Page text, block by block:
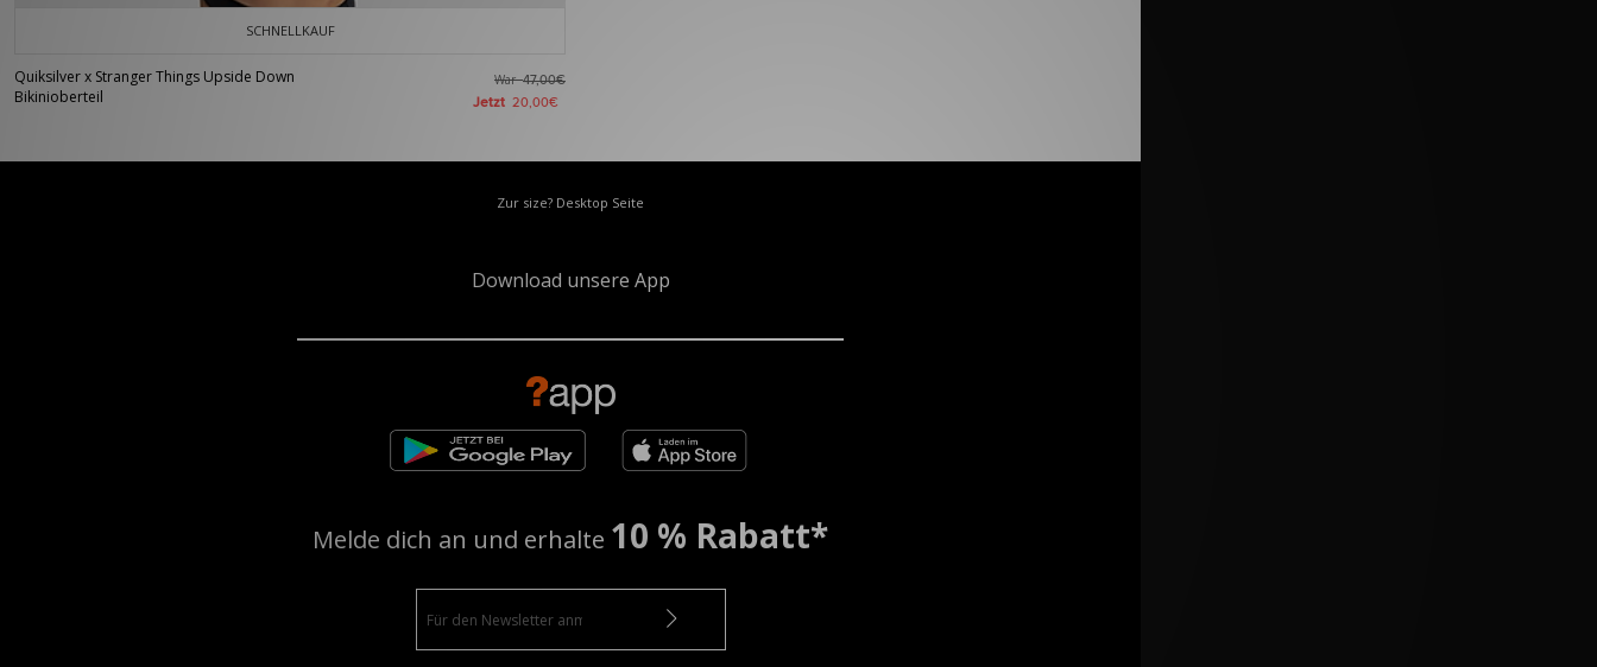
SCHNELLKAUF
Quiksilver x Stranger Things Upside Down
Bikinioberteil
War47,00€
Jetzt 20,00€
Zur size? Desktop Seite
Download unsere App
Melde dich an und erhalte 10 % Rabatt*